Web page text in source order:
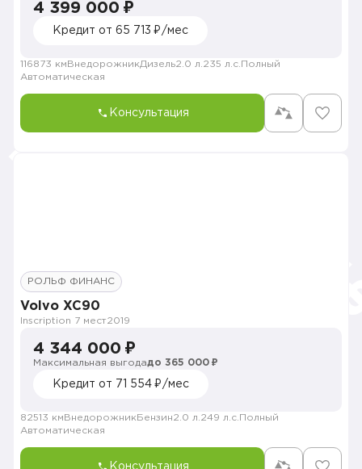
4 399 000 ₽
Кредит от 65 713 ₽/мес
116873 км ВнедорожникДизель2.0 л. 235 л.с. Полный
Автоматическая
Консультация
РОЛЬФ ФИНАНС
Volvo XC90
Inscription 7 мест2019
4 344 000 ₽
Максимальная выгодадо 365 000 ₽
Кредит от 71 554 ₽/мес
82513 км Внедорожник Бензин2.0 л. 249 л.с. Полный
Автоматическая
Консультация